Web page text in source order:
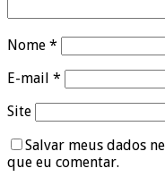
Nome *
E-mail *
Site
Salvar meus dados
que eu comentar.